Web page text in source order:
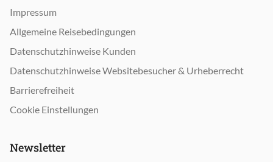
Impressum
Allgemeine Reisebedingungen
Datenschutzhinweise Kunden
Datenschutzhinweise Websitebesucher & Urheberrecht
Barrierefreiheit
Cookie Einstellungen
Newsletter